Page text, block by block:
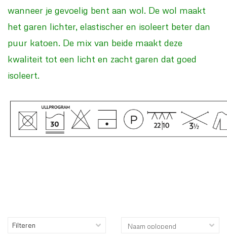
wanneer je gevoelig bent aan wol. De wol maakt
het garen lichter, elastischer en isoleert beter dan
puur katoen. De mix van beide maakt deze
kwaliteit tot een licht en zacht garen dat goed
isoleert.
Filteren